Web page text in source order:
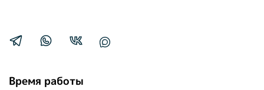
Время работы